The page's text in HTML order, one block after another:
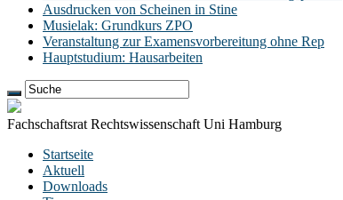
Ausdrucken von Scheinen in Stine
Musielak: Grundkurs ZPO
Veranstaltung zur Examensvorbereitung ohne Rep
Hauptstudium: Hausarbeiten
Fachschaftsrat Rechtswissenschaft Uni Hamburg
Startseite
Aktuell
Downloads